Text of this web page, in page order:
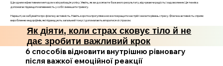
Ще одним ефективним методом є візуалізація успіху. Уявіть, як ви досягаєте бажаного результату, відчуваючи радість і задоволення. Ця техніка
допомагає підвищити впевненість у собі і зменшити тривогу.
Нарешті, не забувайте про фізичну активність. Навіть коротка прогулянка може покращити настрій і знизити рівень стресу. Фізична активність сприяє
виробленню ендорфінів, які підвищують загальний тонус і допомагають впоратися зі страхом.
Як діяти, коли страх сковує тіло й не
дає зробити важливий крок
6 способів відновити внутрішню рівновагу
після важкої емоційної реакції